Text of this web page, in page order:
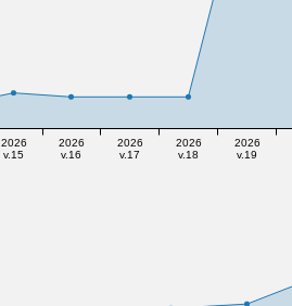
2026
v.15
2026
v.16
2026
v.17
2026
v.18
2026
v.19